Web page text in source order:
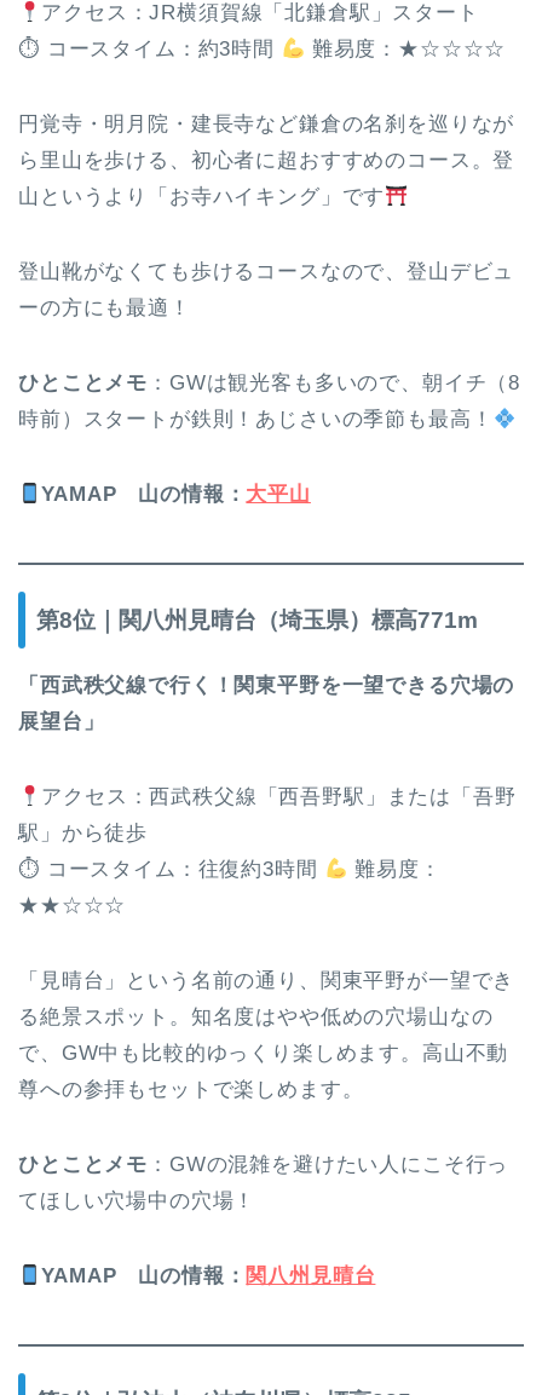
アクセス：JR横須賀線「北鎌倉駅」スタート
⏱ コースタイム：約3時間
難易度：★☆☆☆☆
円覚寺・明月院・建長寺など鎌倉の名刹を巡りなが
ら里山を歩ける、初心者に超おすすめのコース。登
山というより「お寺ハイキング」です
登山靴がなくても歩けるコースなので、登山デビュ
ーの方にも最適！
ひとことメモ ：GWは観光客も多いので、朝イチ（8
時前）スタートが鉄則！あじさいの季節も最高！
YAMAP 山の情報 ： 大平山
第8位｜関八州見晴台（埼玉県）標高771m
「西武秩父線で行く！関東平野を一望できる穴場の
展望台」
アクセス：西武秩父線「西吾野駅」または「吾野
駅」から徒歩
⏱ コースタイム：往復約3時間
難易度：
★★☆☆☆
「見晴台」という名前の通り、関東平野が一望でき
る絶景スポット。知名度はやや低めの穴場山なの
で、GW中も比較的ゆっくり楽しめます。高山不動
尊への参拝もセットで楽しめます。
ひとことメモ ：GWの混雑を避けたい人にこそ行っ
てほしい穴場中の穴場！
YAMAP 山の情報 ： 関八州見晴台